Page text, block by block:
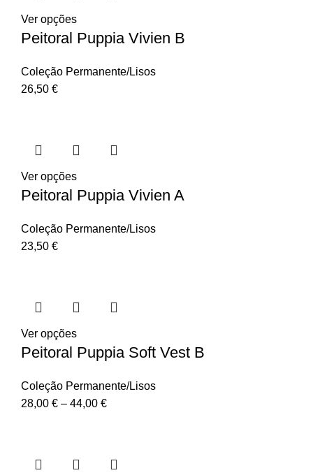
Ver opções
Peitoral Puppia Vivien B
Coleção Permanente/Lisos
26,50 €
Ver opções
Peitoral Puppia Vivien A
Coleção Permanente/Lisos
23,50 €
Ver opções
Peitoral Puppia Soft Vest B
Coleção Permanente/Lisos
28,00 € – 44,00 €